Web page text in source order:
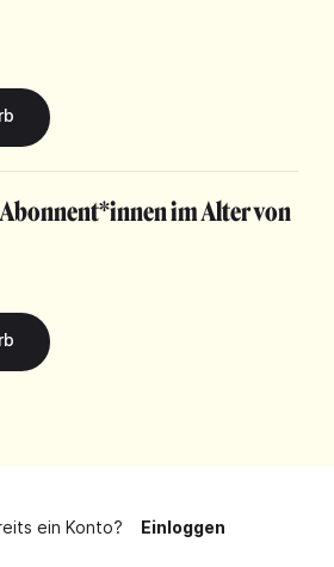
im Alter von
ein Konto? Einloggen